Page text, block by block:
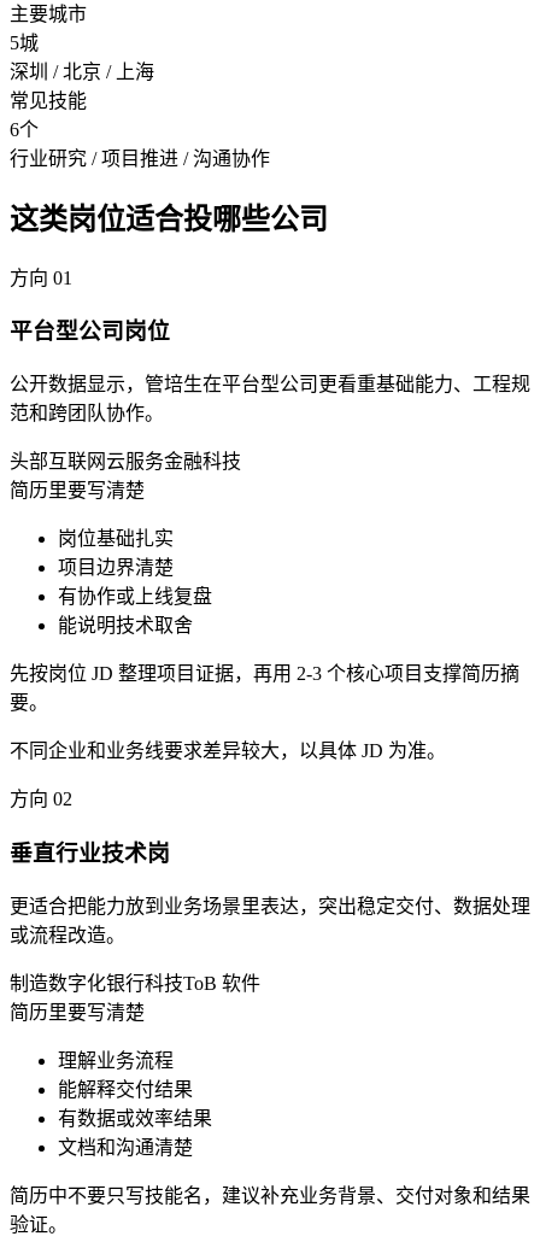
主要城市
5城
深圳 / 北京 / 上海
常见技能
6个
行业研究 / 项目推进 / 沟通协作
这类岗位适合投哪些公司
方向 01
平台型公司岗位
公开数据显示，管培生在平台型公司更看重基础能力、工程规
范和跨团队协作。
头部互联网云服务金融科技
简历里要写清楚
岗位基础扎实
项目边界清楚
有协作或上线复盘
能说明技术取舍
先按岗位 JD 整理项目证据，再用 2-3 个核心项目支撑简历摘
要。
不同企业和业务线要求差异较大，以具体 JD 为准。
方向 02
垂直行业技术岗
更适合把能力放到业务场景里表达，突出稳定交付、数据处理
或流程改造。
制造数字化银行科技ToB 软件
简历里要写清楚
理解业务流程
能解释交付结果
有数据或效率结果
文档和沟通清楚
简历中不要只写技能名，建议补充业务背景、交付对象和结果
验证。